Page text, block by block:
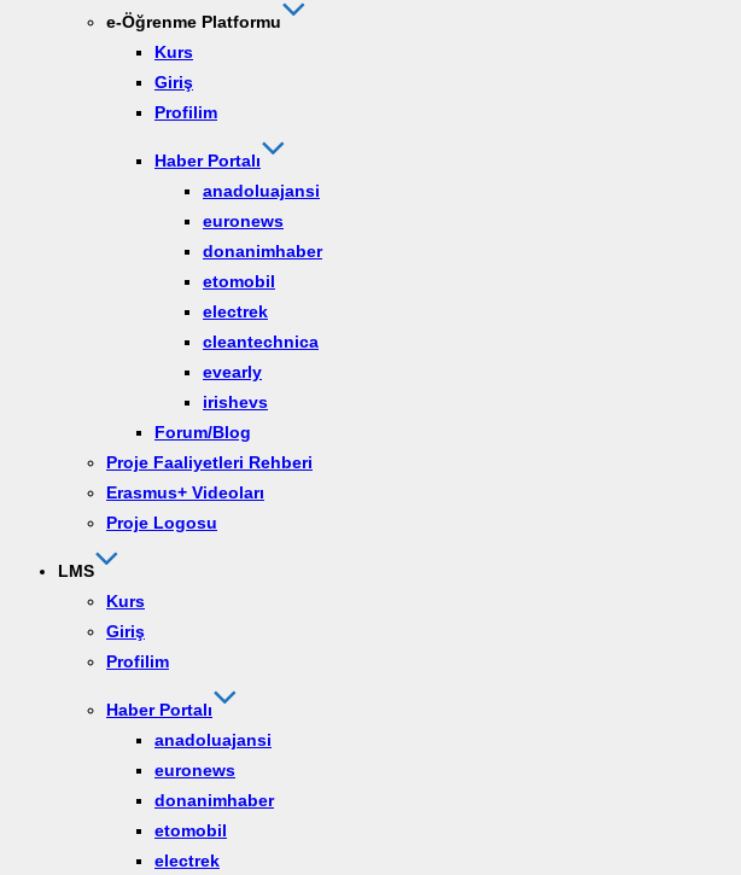
e-Öğrenme Platformu
Kurs
Giriş
Profilim
Haber Portalı
anadoluajansi
euronews
donanimhaber
etomobil
electrek
cleantechnica
evearly
irishevs
Forum/Blog
Proje Faaliyetleri Rehberi
Erasmus+ Videoları
Proje Logosu
LMS
Kurs
Giriş
Profilim
Haber Portalı
anadoluajansi
euronews
donanimhaber
etomobil
electrek